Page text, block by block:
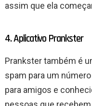
assim que ela
4. Aplicativo Prankster
Prankster também é
spam para um
para amigos e